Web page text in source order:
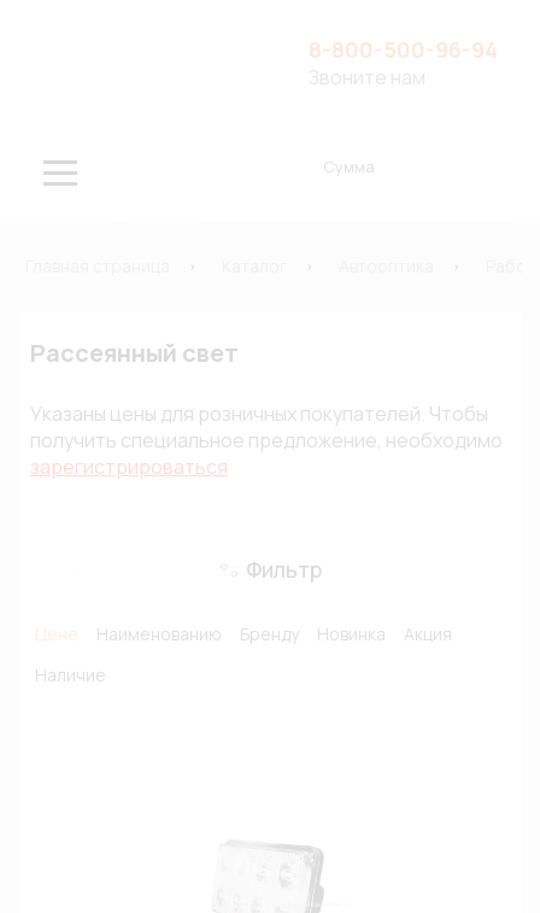
8-800-500-96-94
Звоните нам
Сумма
Рассеянный свет
Указаны цены для розничных покупателей. Чтобы
получить специальное предложение, необходимо
зарегистрироваться
Фильтр
Цене Наименованию Бренду Новинка
Акция
Наличие